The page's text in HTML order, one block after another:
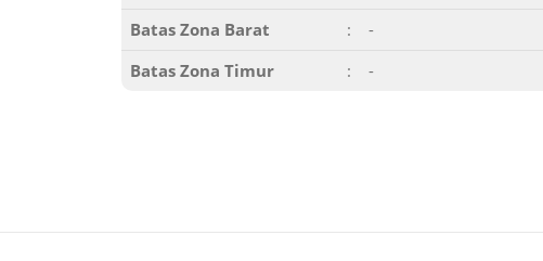
Batas Zona Barat
:
-
Batas Zona Timur
: -